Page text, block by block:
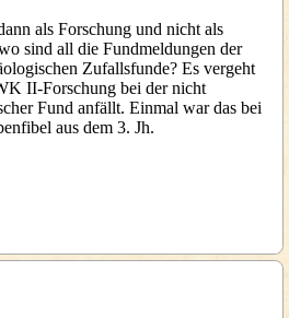
als Forschung und nicht als
sind all die Fundmeldungen der
Zufallsfunde? Es vergeht
II-Forschung bei der nicht
Fund anfällt. Einmal war das bei
aus dem 3. Jh.